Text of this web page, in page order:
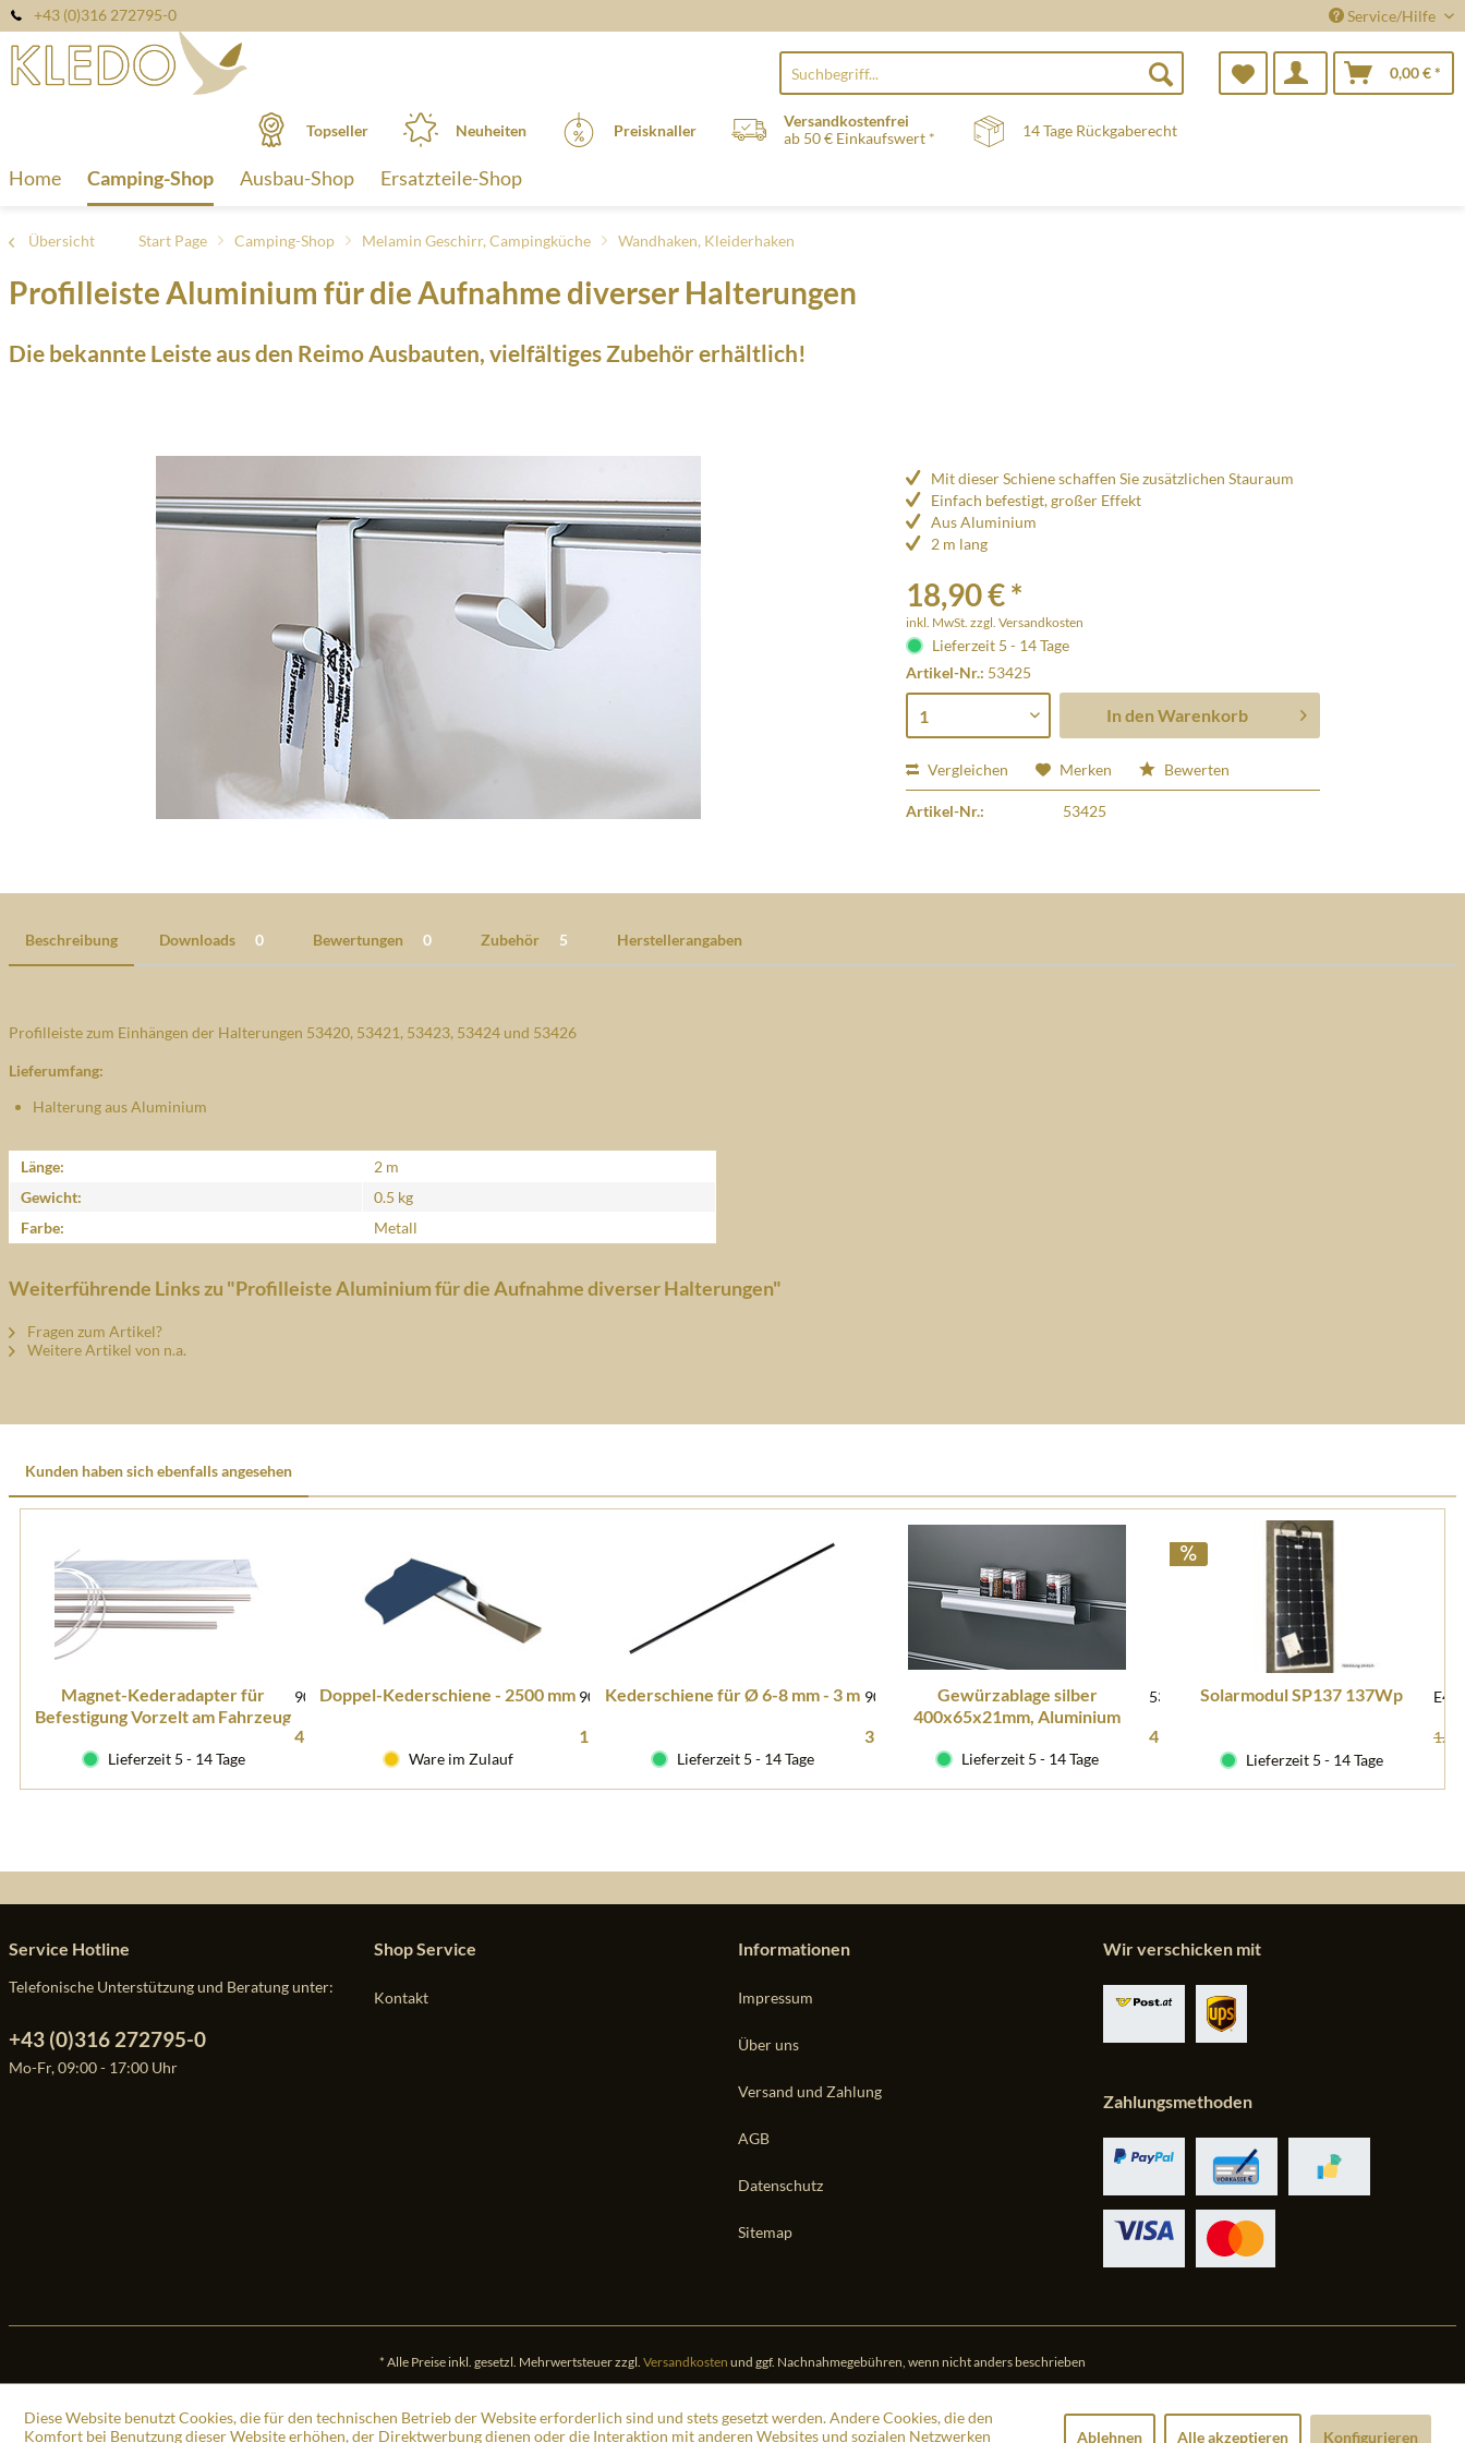
+43 (0)316 272795-0 Service/Hilfe
0,00 € *
Topseller Neuheiten Preisknaller
Versandkostenfrei
ab 50 € Einkaufswert *
14 Tage Rückgaberecht
Home Camping-Shop Ausbau-Shop Ersatzteile-Shop
Übersicht Start Page Camping-Shop Melamin Geschirr, Campingküche Wandhaken, Kleiderhaken
Profilleiste Aluminium für die Aufnahme diverser Halterungen
Die bekannte Leiste aus den Reimo Ausbauten, vielfältiges Zubehör erhältlich!
Mit dieser Schiene schaffen Sie zusätzlichen Stauraum
Einfach befestigt, großer Effekt
Aus Aluminium
2 m lang
18,90 € *
inkl. MwSt.zzgl. Versandkosten
Lieferzeit 5 - 14 Tage
Artikel-Nr.: 53425
In den Warenkorb
Vergleichen Merken Bewerten
Artikel-Nr.: 53425
Beschreibung Downloads 0 Bewertungen 0 Zubehör 5 Herstellerangaben
Profilleiste zum Einhängen der Halterungen 53420, 53421, 53423, 53424 und 53426
Lieferumfang:
Halterung aus Aluminium
Länge:
2 m
Gewicht:
0.5 kg
Farbe:
Metall
Weiterführende Links zu "Profilleiste Aluminium für die Aufnahme diverser Halterungen"
Fragen zum Artikel?
Weitere Artikel von n.a.
Kunden haben sich ebenfalls angesehen
Magnet-Kederadapter für
Befestigung Vorzelt am Fahrzeug
904490
43,95 € *
Lieferzeit 5 - 14 Tage
Doppel-Kederschiene - 2500 mm 90120
11,30 € *
Ware im Zulauf
Kederschiene für Ø 6-8 mm - 3 m 901151
39,95 € *
Lieferzeit 5 - 14 Tage
Gewürzablage silber
400x65x21mm, Aluminium
53424
41,00 € *
Lieferzeit 5 - 14 Tage
Solarmodul SP137 137Wp
Lieferzeit 5 - 14 Tage
Service Hotline
Telefonische Unterstützung und Beratung unter:
+43 (0)316 272795-0
Mo-Fr, 09:00 - 17:00 Uhr
Shop Service
Kontakt
Informationen
Impressum
Über uns
Versand und Zahlung
AGB
Datenschutz
Sitemap
Wir verschicken mit
Zahlungsmethoden
* Alle Preise inkl. gesetzl. Mehrwertsteuer zzgl. Versandkosten und ggf. Nachnahmegebühren, wenn nicht anders beschrieben
Diese Website benutzt Cookies, die für den technischen Betrieb der Website erforderlich sind und stets gesetzt werden. Andere Cookies, die den
Komfort bei Benutzung dieser Website erhöhen, der Direktwerbung dienen oder die Interaktion mit anderen Websites und sozialen Netzwerken
Ablehnen Alle akzeptieren Konfigurieren